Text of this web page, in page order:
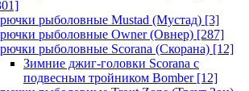
рыболовные Mustad (Мустад) [3]
рыболовные Owner (Овнер) [287]
рыболовные Scorana (Скорана) [12]
Зимние джиг-головки Scorana с
подвесным тройником Bomber[12]